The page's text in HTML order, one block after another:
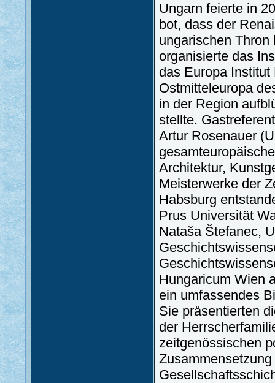
Ungarn feierte in
bot, dass der
ungarischen
organisierte das
das Europa
Ostmitteleuropa
in der Region
stellte.
Artur Rosenauer
Architektur,
Meisterwerke der
Habsburg
Prus Universität
Nataša Štefanec,
Hungaricum Wien
ein umfassendes
Sie präsentierten
der
zeitgenössischen